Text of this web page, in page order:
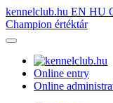
kennelclub.hu EN HU
Champion értéktár
Online entry
Online